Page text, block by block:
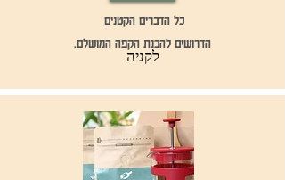
כל הדברים הקטנים
הדרושים להכנת הקפה המושלם.
לקניה